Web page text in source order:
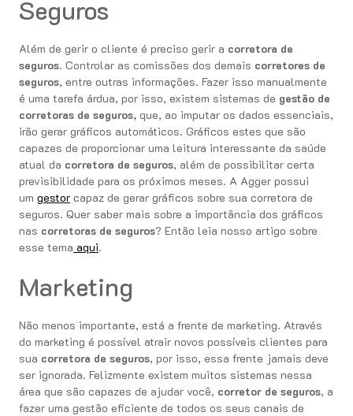
Seguros
Além de gerir o cliente é preciso gerir a corretora de
seguros. Controlar as comissões dos demais corretores de
seguros, entre outras informações. Fazer isso manualmente
é uma tarefa árdua, por isso, existem sistemas de gestão de
corretoras de seguros, que, ao imputar os dados essenciais,
irão gerar gráficos automáticos. Gráficos estes que são
capazes de proporcionar uma leitura interessante da saúde
atual da corretora de seguros, além de possibilitar certa
previsibilidade para os próximos meses. A Agger possui
um gestor capaz de gerar gráficos sobre sua corretora de
seguros. Quer saber mais sobre a importância dos gráficos
nas corretoras de seguros? Então leia nosso artigo sobre
esse tema aqui.
Marketing
Não menos importante, está a frente de marketing. Através
do marketing é possível atrair novos possíveis clientes para
sua corretora de seguros, por isso, essa frente jamais deve
ser ignorada. Felizmente existem muitos sistemas nessa
área que são capazes de ajudar você, corretor de seguros, a
fazer uma gestão eficiente de todos os seus canais de